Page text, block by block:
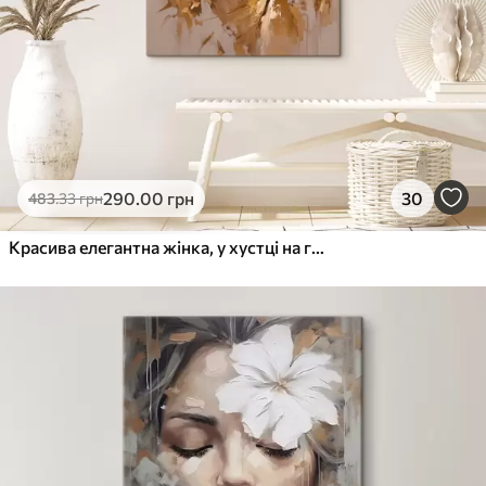
483.33грн290.00 грн 30
Красива елегантна жінка, у хустці на голові